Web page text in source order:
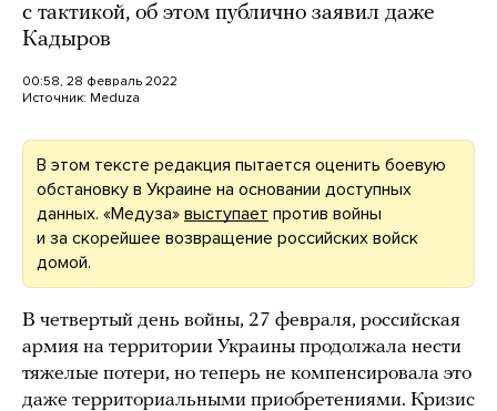
с тактикой, об этом публично заявил даже
Кадыров
00:58, 28 февраль 2022
Источник: Meduza
В этом тексте редакция пытается оценить боевую
обстановку в Украине на основании доступных
данных. «Медуза» выступает против войны
и за скорейшее возвращение российских войск
домой.
В четвертый день войны, 27 февраля, российская
армия на территории Украины продолжала нести
тяжелые потери, но теперь не компенсировала это
даже территориальными приобретениями. Кризис